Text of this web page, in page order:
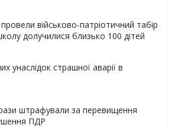
військово-патріотичний табір
долучилися близько 100 дітей
унаслідок страшної аварії в
штрафували за перевищення
ПДР